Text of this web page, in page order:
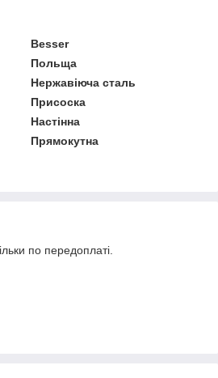
Besser
Польща
Нержавіюча сталь
Присоска
Настінна
Прямокутна
по передоплаті.